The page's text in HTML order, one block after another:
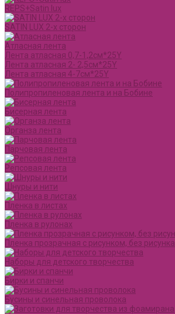
REPS+Satin lux
SATIN LUX 2-х сторон
Атласная лента
Лента атласная 0,7-1,2см*25Y
Лента атласная 2- 2,5см*25Y
Лента атласная 4-7см*25Y
Полипропиленовая лента и на Бобине
Бисерная лента
Органза лента
Парчовая лента
Репсовая лента
Шнуры и нити
Пленка в листах
Пленка в рулонах
Пленка прозрачная с рисунком, без рисунка
Наборы для детского творчества
Бирки и спанчи
Бусины и синельная проволока